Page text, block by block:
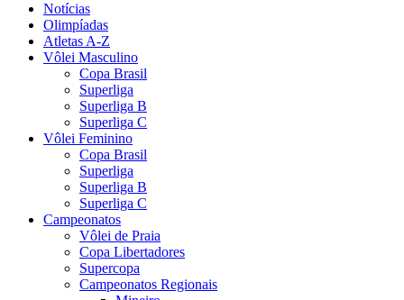
Notícias
Olimpíadas
Atletas A-Z
Vôlei Masculino
Copa Brasil
Superliga
Superliga B
Superliga C
Vôlei Feminino
Copa Brasil
Superliga
Superliga B
Superliga C
Campeonatos
Vôlei de Praia
Copa Libertadores
Supercopa
Campeonatos Regionais